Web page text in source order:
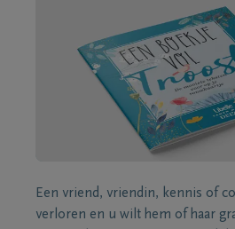
Een vriend, vriendin, kennis of
verloren en u wilt hem of haar